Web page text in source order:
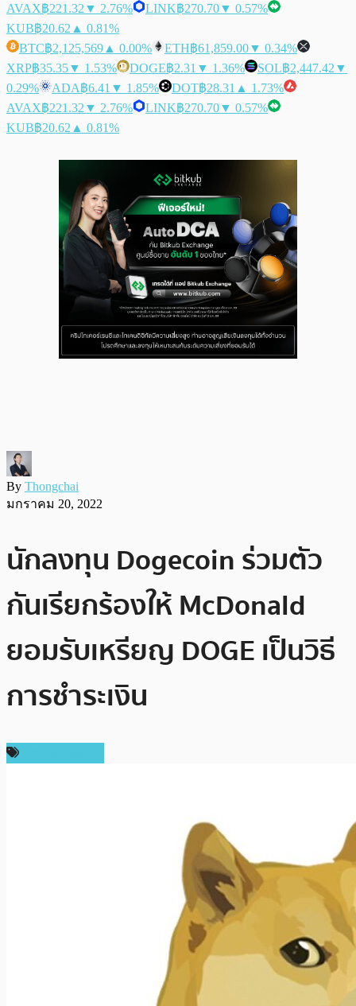
AVAX฿221.32 ▼ 2.76% LINK฿270.70▼ 0.57%
KUB฿20.62 ▲ 0.81%
BTC฿2,125,569 ▲ 0.00% ETH฿61,859.00▼ 0.34%
XRP฿35.35▼ 1.53% DOGE฿2.31 ▼ 1.36% SOL฿2,447.42 ▼
0.29%
ADA฿6.41 ▼ 1.85% DOT฿28.31 ▲ 1.73%
AVAX฿221.32 ▼ 2.76% LINK฿270.70▼ 0.57%
KUB฿20.62 ▲ 0.81%
By Thongchai
มกราคม 20, 2022
นักลงทุน Dogecoin ร่วมตัว
กันเรียกร้องให้ McDonald
ยอมรับเหรียญ DOGE เป็นวิธี
การชำระเงิน